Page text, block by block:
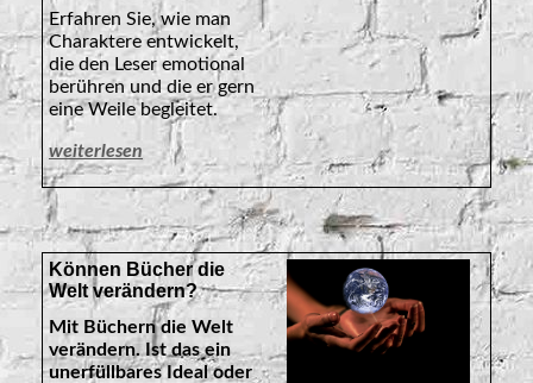
Erfahren Sie, wie man
Charaktere entwickelt,
die den Leser emotional
berühren und die er gern
eine Weile begleitet.
weiterlesen
Können Bücher die
Welt verändern?
Mit Büchern die Welt
verändern. Ist das ein
unerfüllbares Ideal oder